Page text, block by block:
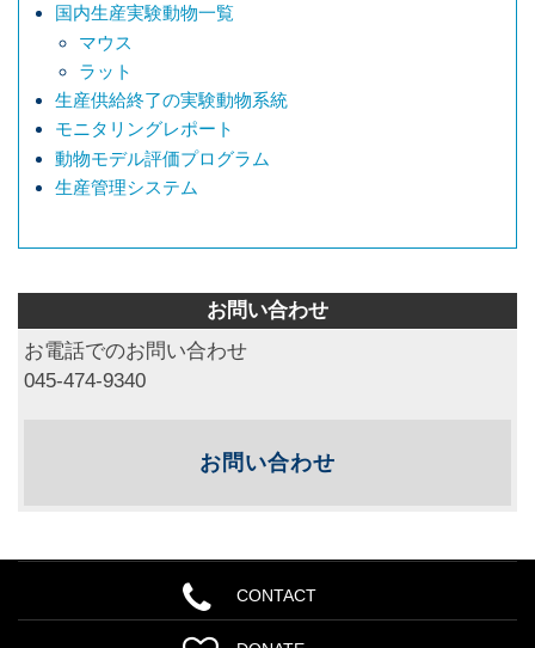
国内生産実験動物一覧
マウス
ラット
生産供給終了の実験動物系統
モニタリングレポート
動物モデル評価プログラム
生産管理システム
お問い合わせ
お電話でのお問い合わせ
045-474-9340
お問い合わせ
CONTACT